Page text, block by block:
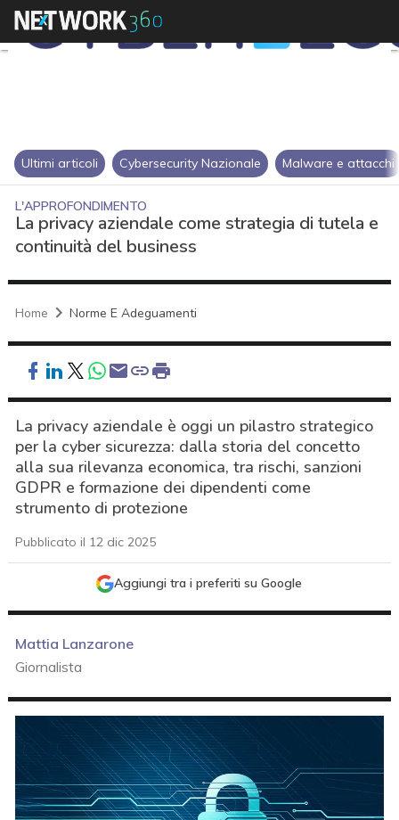
Ultimi articoli Cybersecurity Nazionale Malware e attacchi
L'APPROFONDIMENTO
La privacy aziendale come strategia di tutela e
continuità del business
Home Norme E Adeguamenti
La privacy aziendale è oggi un pilastro strategico
per la cyber sicurezza: dalla storia del concetto
alla sua rilevanza economica, tra rischi, sanzioni
GDPR e formazione dei dipendenti come
strumento di protezione
Pubblicato il 12 dic 2025
Aggiungi tra i preferiti su Google
Mattia Lanzarone
Giornalista